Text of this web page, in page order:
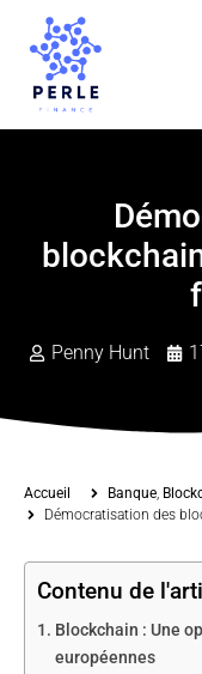
Penny Hunt
Accueil Banque
Démocratisation des
Contenu de
Blockchain : Une
européennes